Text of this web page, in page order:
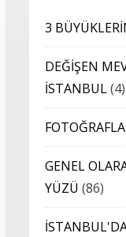
3
DEĞİŞEN
İSTANBUL(4)
GENEL
YÜZÜ (86)